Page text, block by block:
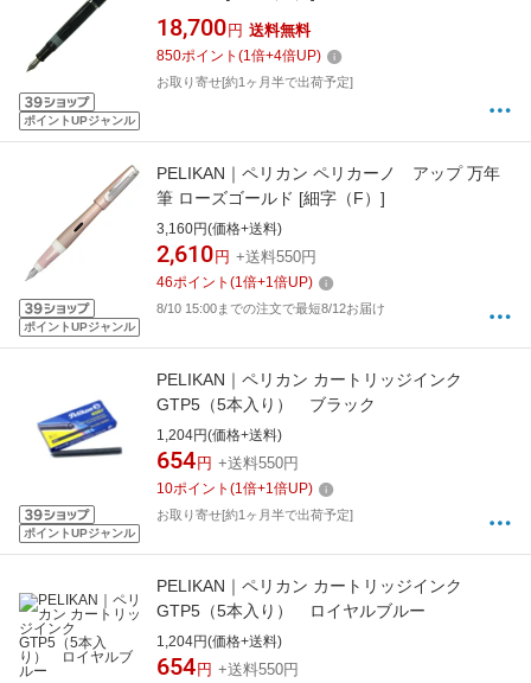
ポイントUPジャンル
18,700 円 送料無料
850ポイント (1倍+4倍UP)
お取り寄せ[約1ヶ月半で出荷予定]
ポイントUPジャンル
PELIKAN｜ペリカン ペリカーノ アップ 万年
筆 ローズゴールド [細字（F）]
3,160円(価格+送料)
2,610 円 +送料550円
46ポイント (1倍+1倍UP)
8/10 15:00までの注文で最短8/12お届け
ポイントUPジャンル
PELIKAN｜ペリカン カートリッジインク
GTP5（5本入り） ブラック
1,204円(価格+送料)
654 円 +送料550円
10ポイント (1倍+1倍UP)
お取り寄せ[約1ヶ月半で出荷予定]
PELIKAN｜ペリカン カートリッジインク
GTP5（5本入り） ロイヤルブルー
1,204円(価格+送料)
654 円 +送料550円